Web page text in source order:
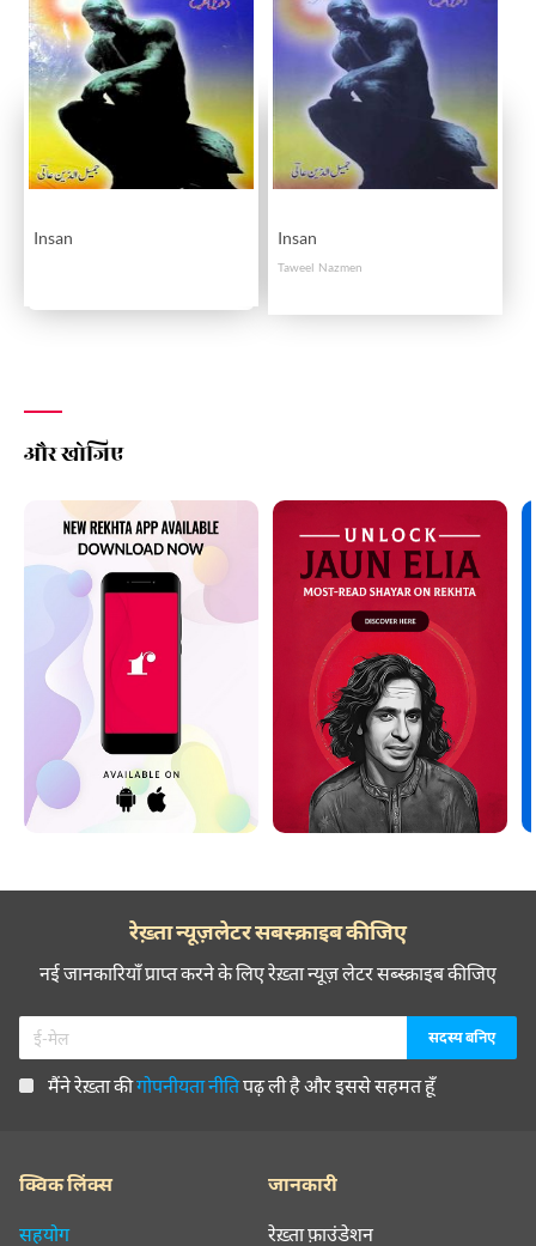
Insan Insan
Taweel Nazmen
और खोजिए
रेख़्ता न्यूज़लेटर सबस्क्राइब कीजिए
नई जानकारियाँ प्राप्त करने के लिए रेख़्ता न्यूज़ लेटर सब्स्क्राइब कीजिए
मैंने रेख़्ता कीगोपनीयता नीतिपढ़ ली है और इससे सहमत हूँ
क्विक लिंक्स
सहयोग
जानकारी
रेख़्ता फ़ाउंडेशन